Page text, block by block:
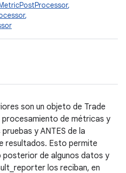
,
,
son un objeto de Trade
de métricas y
y ANTES de la
resultados. Esto permite
posterior de algunos datos y
los reciban, en